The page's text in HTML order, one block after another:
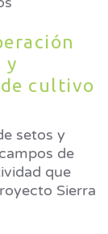
y
cultivo
setos y
de
Sierra